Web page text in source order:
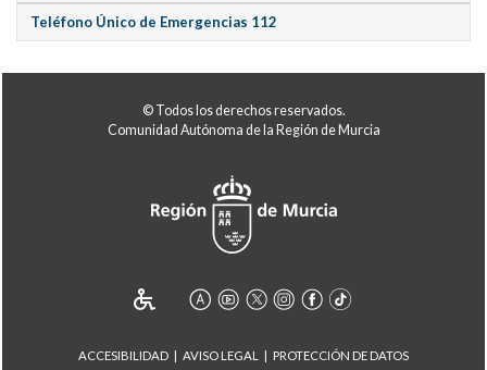
Teléfono Único de Emergencias 112
© Todos los derechos reservados.
Comunidad Autónoma de la Región de Murcia
ACCESIBILIDAD AVISO LEGAL PROTECCIÓN DE DATOS